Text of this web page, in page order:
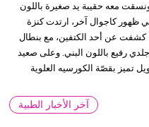
معه حقيبة يد صغيرة باللون
ظهور كاجوال آخر، ارتدت كنزة
كشفت عن أحد الكتفين، مع بنطال
رفيع باللون البني. وعلى صعيد
تميز بقصّة الكورسيه العلوية
آخر الأخبار الطبية